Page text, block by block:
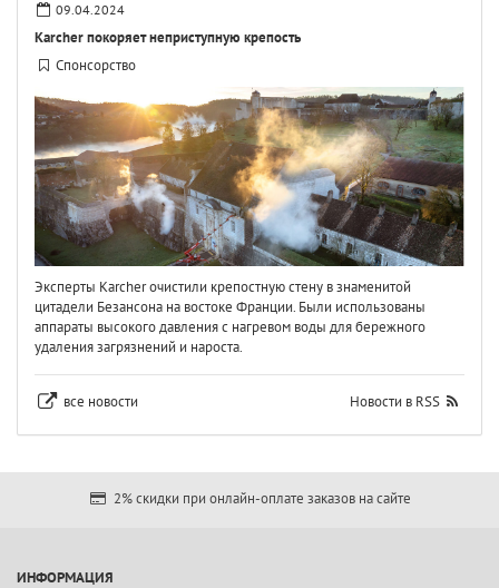
09.04.2024
Karcher покоряет неприступную крепость
Спонсорство
Эксперты Karcher очистили крепостную стену в знаменитой
цитадели Безансона на востоке Франции. Были использованы
аппараты высокого давления с нагревом воды для бережного
удаления загрязнений и нароста.
все новости Новости в RSS
2% скидки при онлайн-оплате заказов на сайте
ИНФОРМАЦИЯ